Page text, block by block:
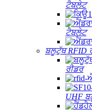
ਟੈਬਲੇਟ
ਟੈਬਲੇਟ
ਬਲੂਟੁੱਥ RFID
ਰੀਡਰ
UHF